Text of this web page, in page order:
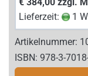
Lieferzeit:
1
Artikelnummer:
ISBN: 978-3-